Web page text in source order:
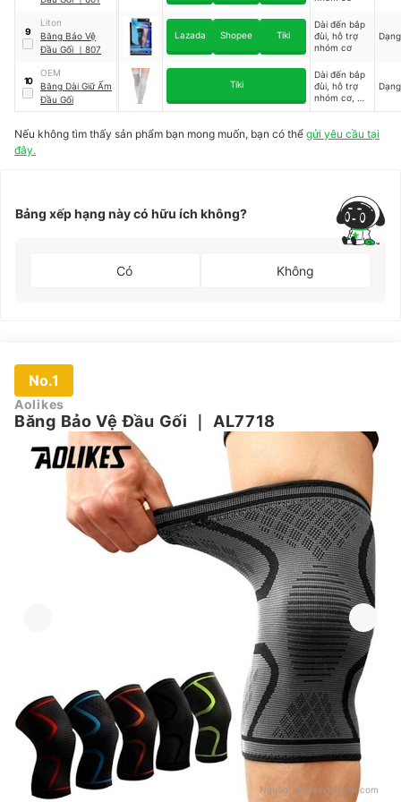
9
Liton
Băng Bảo Vệ
Đầu Gối ｜ 807
Lazada Shopee Tiki
Dài đến bắp
đùi, hỗ trợ
nhóm cơ
10
OEM
Băng Dài Giữ Ấm
Đầu Gối
Tiki
Dài đến bắp
đùi, hỗ trợ
nhóm cơ, giữ
nhiệt
Nếu không tìm thấy sản phẩm bạn mong muốn, bạn có thể gửi yêu cầu tại
đây.
Bảng xếp hạng này có hữu ích không?
Có Không
No.1
Aolikes
Băng Bảo Vệ Đầu Gối AL7718
Nguồn: aolikesvietnam.com